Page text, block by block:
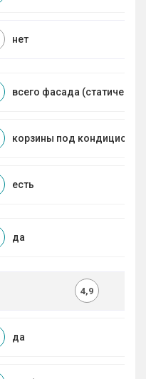
нет
всего фасада
корзины под
есть
да
4,9
да